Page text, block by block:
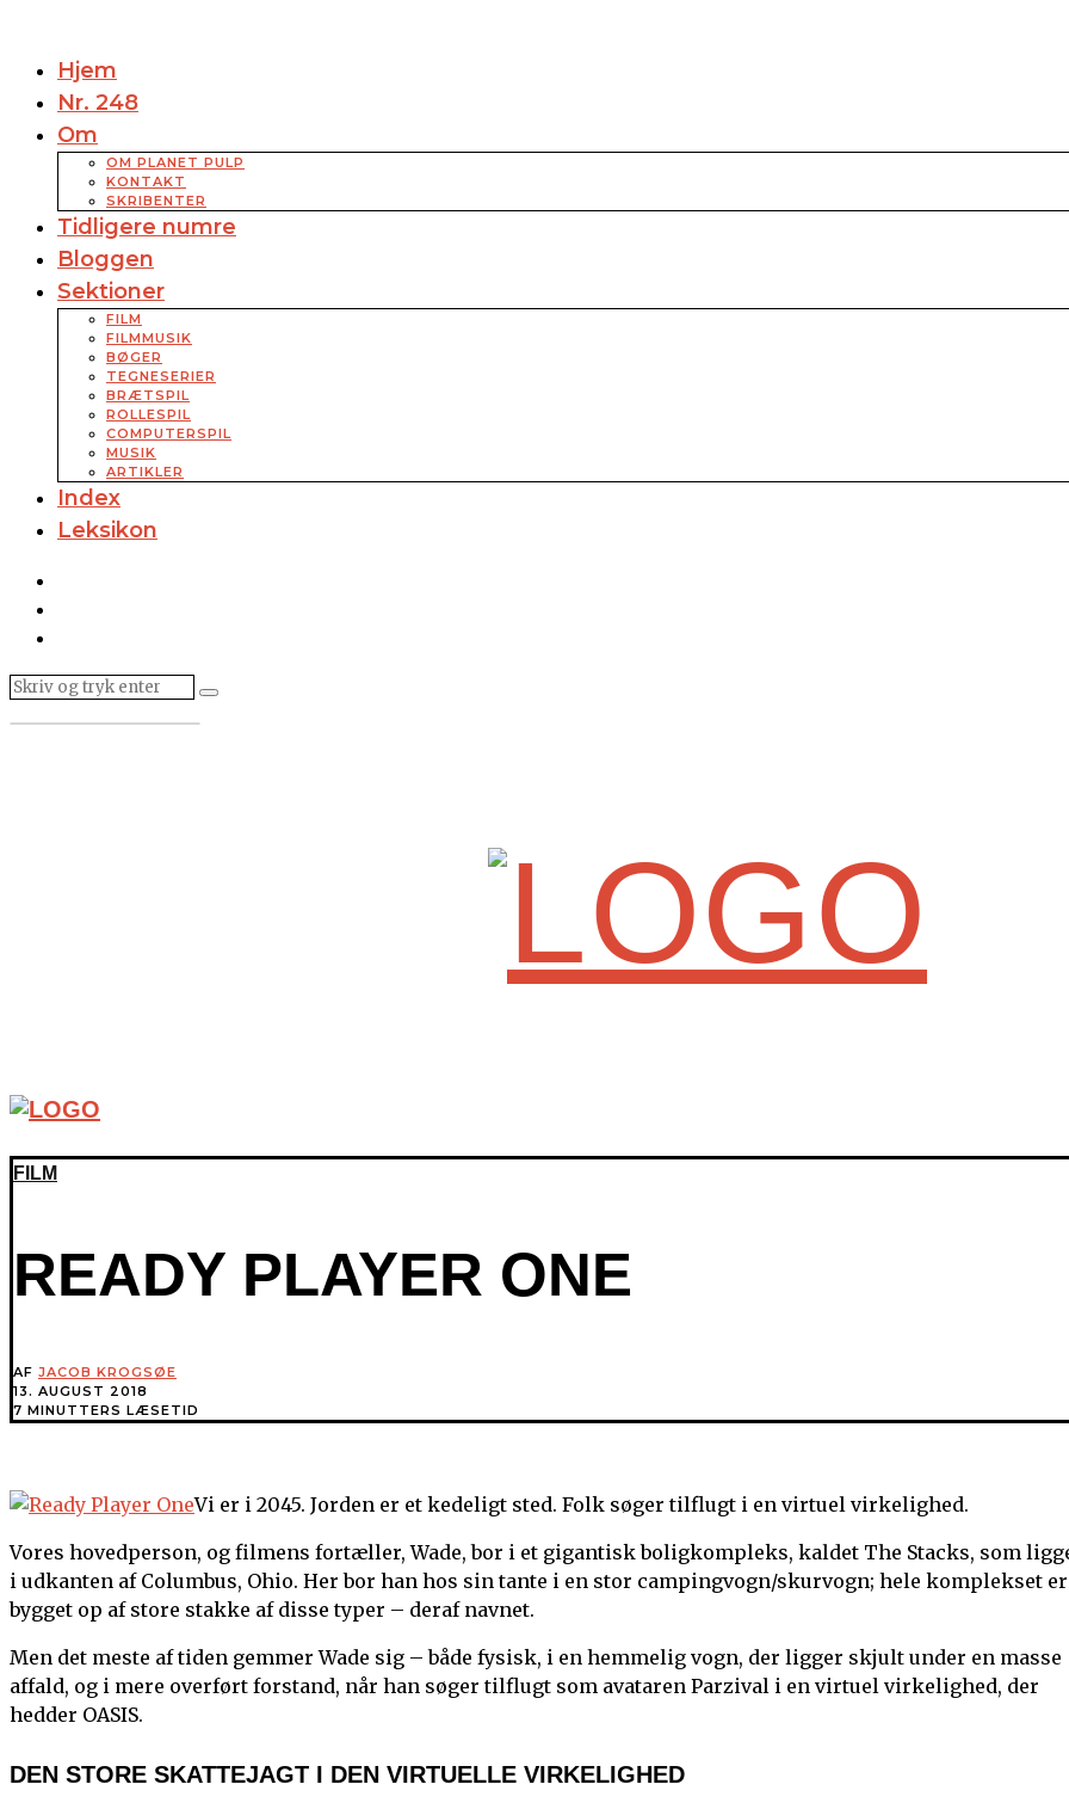
Hjem
Nr. 248
Om
OM PLANET PULP
KONTAKT
SKRIBENTER
Tidligere numre
Bloggen
Sektioner
FILM
FILMMUSIK
BØGER
TEGNESERIER
BRÆTSPIL
ROLLESPIL
COMPUTERSPIL
MUSIK
ARTIKLER
Index
Leksikon
FILM
READY PLAYER ONE
AF JACOB KROGSØE
13. AUGUST 2018
7 MINUTTERS LÆSETID
Vi er i 2045. Jorden er et kedeligt sted. Folk søger tilflugt i en virtuel virkelighed.
Vores hovedperson, og filmens fortæller, Wade, bor i et gigantisk boligkompleks, kaldet The Stacks, som
i udkanten af Columbus, Ohio. Her bor han hos sin tante i en stor campingvogn/skurvogn; hele komplekset er
bygget op af store stakke af disse typer – deraf navnet.
Men det meste af tiden gemmer Wade sig – både fysisk, i en hemmelig vogn, der ligger skjult under en masse
affald, og i mere overført forstand, når han søger tilflugt som avataren Parzival i en virtuel virkelighed, der
hedder OASIS.
DEN STORE SKATTEJAGT I DEN VIRTUELLE VIRKELIGHED